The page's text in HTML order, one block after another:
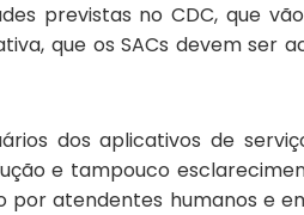
previstas no CDC, que
que os SACs devem
dos aplicativos de
e tampouco
atendentes humanos e